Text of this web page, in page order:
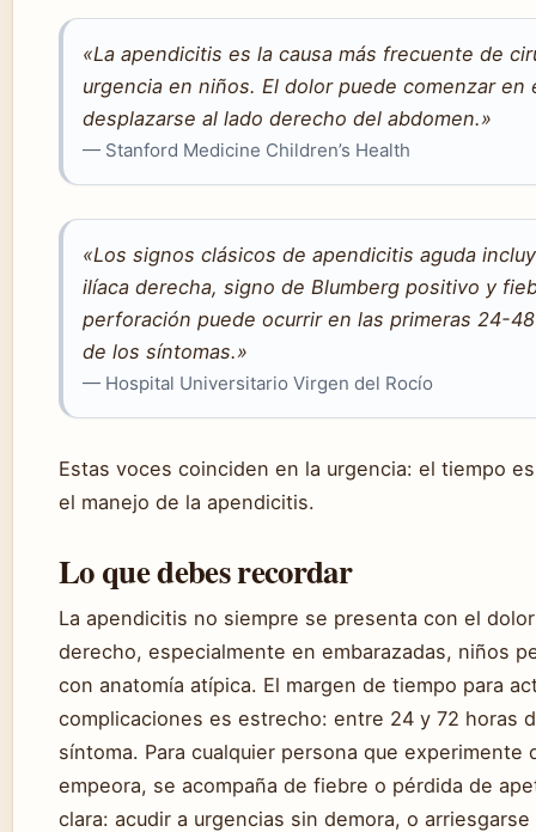
«La apendicitis es la causa más frecuente de
urgencia en niños. El dolor puede comenzar en
desplazarse al lado derecho del abdomen.»
— Stanford Medicine Children’s Health
«Los signos clásicos de apendicitis aguda
ilíaca derecha, signo de Blumberg positivo y
perforación puede ocurrir en las primeras 24-
de los síntomas.»
— Hospital Universitario Virgen del Rocío
Estas voces coinciden en la urgencia: el tiempo
el manejo de la apendicitis.
Lo que debes recordar
La apendicitis no siempre se presenta con el
derecho, especialmente en embarazadas, niños
con anatomía atípica. El margen de tiempo para
complicaciones es estrecho: entre 24 y 72 horas
síntoma. Para cualquier persona que experimente
empeora, se acompaña de fiebre o pérdida de
clara: acudir a urgencias sin demora, o